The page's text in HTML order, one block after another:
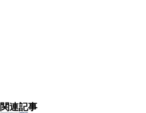
関連記事